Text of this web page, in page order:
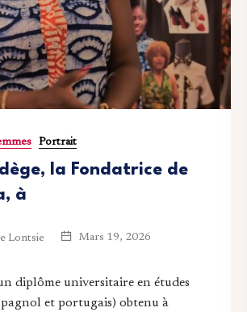
Portrait
la Fondatrice de
à
Lontsie Mars 19, 2026
diplôme universitaire en études
et portugais) obtenu à